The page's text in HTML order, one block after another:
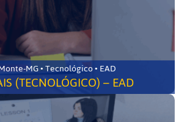
Santo Antônio do Monte-MG • Tecnológico • EAD
(TECNOLÓGICO) – EAD